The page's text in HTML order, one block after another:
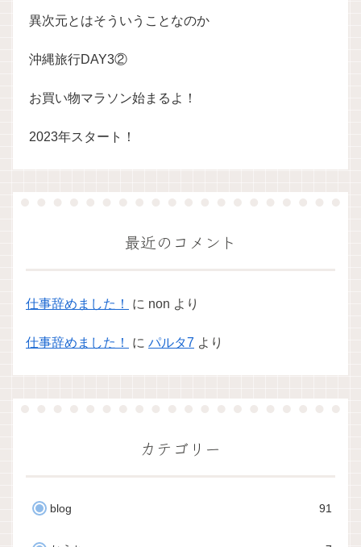
異次元とはそういうことなのか
沖縄旅行DAY3②
お買い物マラソン始まるよ！
2023年スタート！
最近のコメント
仕事辞めました！ に non より
仕事辞めました！ に パルタ7 より
カテゴリー
blog 91